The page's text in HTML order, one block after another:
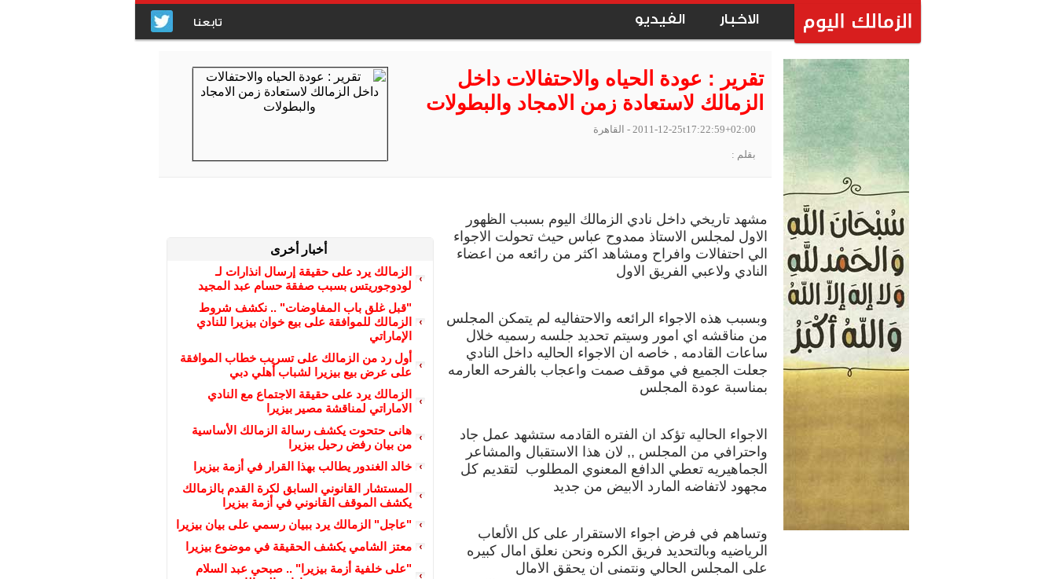
الاخبار الفيديو تابعنا
تقرير : عودة الحياه والاحتفالات داخل
الزمالك لاستعادة زمن الامجاد والبطولات
2011-12-25t17:22:59+02:00 - القاهرة
بقلم :
أخبار أخرى
الزمالك يرد على حقيقة إرسال انذارات لـ
لودوجوريتس بسبب صفقة حسام عبد المجيد
"قبل غلق باب المفاوضات" .. نكشف شروط
الزمالك للموافقة على بيع خوان بيزيرا للنادي
الإماراتي
أول رد من الزمالك على تسريب خطاب الموافقة
على عرض بيع بيزيرا لشباب أهلي دبي
الزمالك يرد على حقيقة الاجتماع مع النادي
الاماراتي لمناقشة مصير بيزيرا
هانى حتحوت يكشف رسالة الزمالك الأساسية
من بيان رفض رحيل بيزيرا
خالد الغندور يطالب بهذا القرار في أزمة بيزيرا
المستشار القانوني السابق لكرة القدم بالزمالك
يكشف الموقف القانوني في أزمة بيزيرا
"عاجل" الزمالك يرد ببيان رسمي على بيان بيزيرا
معتز الشامي يكشف الحقيقة في موضوع بيزيرا
"على خلفية أزمة بيزيرا" .. صبحي عبد السلام
مشهد تاريخي داخل نادي الزمالك اليوم بسبب الظهور
الاول لمجلس الاستاذ ممدوح عباس حيث تحولت الاجواء
الي احتفالات وافراح ومشاهد اكثر من رائعه من اعضاء
النادي ولاعبي الفريق الاول
وبسبب هذه الاجواء الرائعه والاحتفاليه لم يتمكن المجلس
من مناقشه اي امور وسيتم تحديد جلسه رسميه خلال
ساعات القادمه , خاصه ان الاجواء الحاليه داخل النادي
جعلت الجميع في موقف صمت واعجاب بالفرحه العارمه
بمناسبة عودة المجلس
الاجواء الحاليه تؤكد ان الفتره القادمه ستشهد عمل جاد
واحترافي من المجلس ,, لان هذا الاستقبال والمشاعر
الجماهيريه تعطي الدافع المعنوي المطلوب لتقديم كل
مجهود لاتفاضه المارد الابيض من جديد
وتساهم في فرض اجواء الاستقرار على كل الألعاب
الرياضيه وبالتحديد فريق الكره ونحن نعلق امال كبيره
على المجلس الحالي ونتمنى ان يحقق الامال